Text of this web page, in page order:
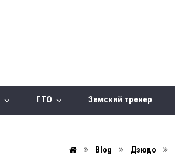
ГТО Земский тренер
Blog Дзюдо